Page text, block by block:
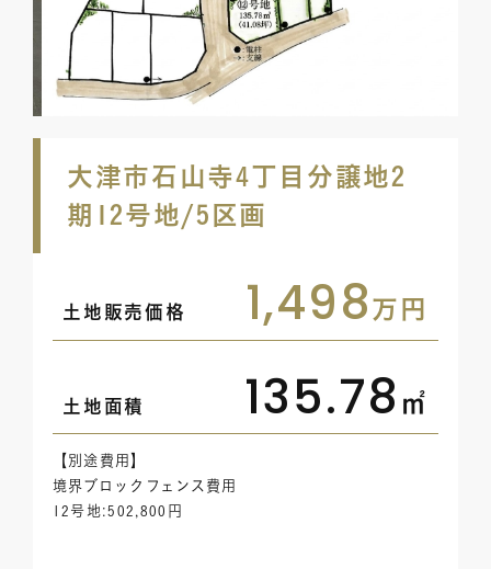
大津市石山寺4丁目分譲地2
期12号地/5区画
土地販売価格 1,498万円
土地面積 135.78 ㎡
【別途費用】
境界ブロックフェンス費用
12号地:502,800円